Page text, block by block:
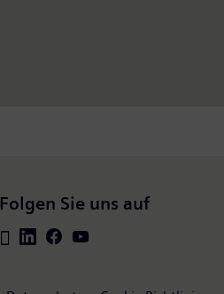
Folgen Sie uns auf